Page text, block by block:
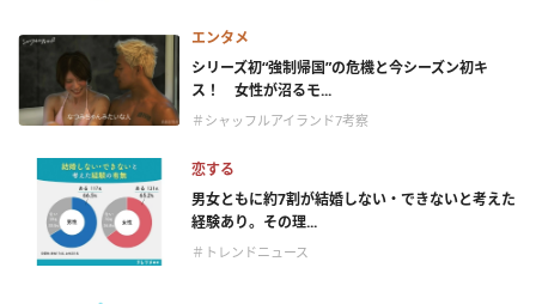
エンタメ
シリーズ初“強制帰国”の危機と今シーズン初キ
ス！ 女性が沼るモ...
＃シャッフルアイランド7考察
恋する
男女ともに約7割が結婚しない・できないと考えた
経験あり。その理...
＃トレンドニュース